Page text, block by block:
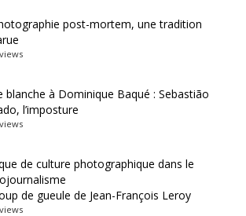
post-mortem, une tradition
blanche à Dominique Baqué : Sebastião
l’imposture
de culture photographique dans le
de gueule de Jean-François Leroy